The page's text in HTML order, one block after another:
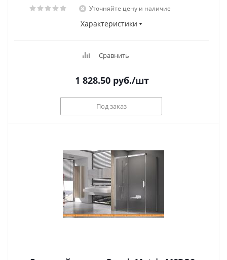
Уточняйте цену и наличие
Характеристики
Сравнить
1 828.50руб./шт
Под заказ